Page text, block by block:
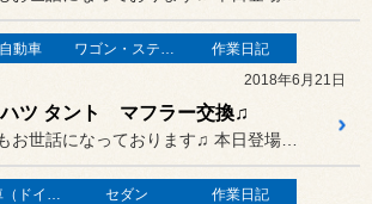
動車 ワゴン・ステーションワゴン
作業日記
2018年6月21日
ツ タント マフラー交換♫
輸入車（ドイツ車）の作業 セダン
作業日記